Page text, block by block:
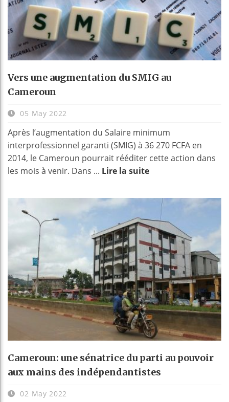
Vers une augmentation du SMIG au
Cameroun
05 May 2022
Après l’augmentation du Salaire minimum
interprofessionnel garanti (SMIG) à 36 270 FCFA en
2014, le Cameroun pourrait rééditer cette action dans
les mois à venir. Dans ... Lire la suite
Cameroun: une sénatrice du parti au pouvoir
aux mains des indépendantistes
02 May 2022